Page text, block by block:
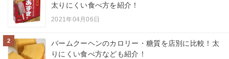
太りにくい食べ方を紹介！
2021年04月06日
2
バームクーヘンのカロリー・糖質を店別に比較！太
りにくい食べ方なども紹介！